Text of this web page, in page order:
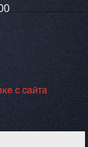
с сайта